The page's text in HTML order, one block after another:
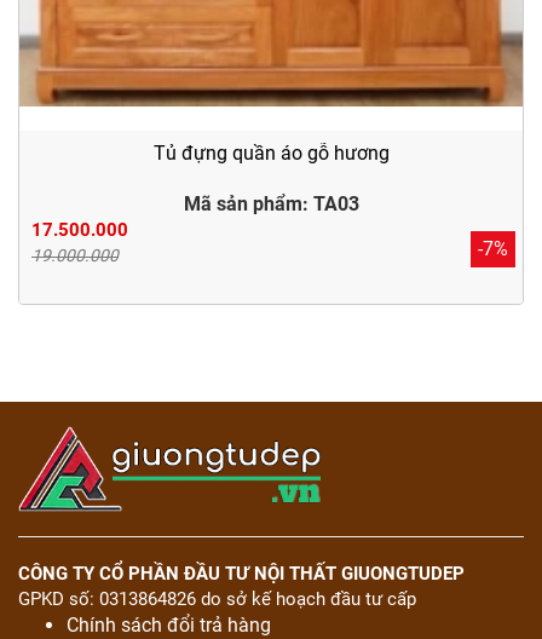
Tủ đựng quần áo gỗ hương
Mã sản phẩm: TA03
17.500.000
19.000.000 -7%
CÔNG TY CỔ PHẦN ĐẦU TƯ NỘI THẤT GIUONGTUDEP
GPKD số: 0313864826 do sở kế hoạch đầu tư cấp
Chính sách đổi trả hàng